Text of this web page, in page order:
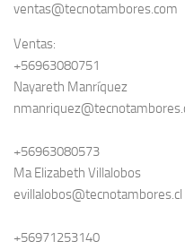
ventas@tecnotambores.com
Ventas:
+56963080751
Nayareth Manríquez
+56963080573
Ma Elizabeth Villalobos
evillalobos@tecnotambores.cl
+56971253140